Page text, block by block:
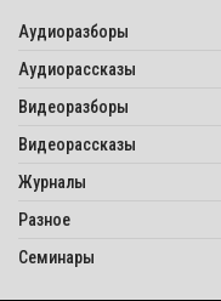
Аудиоразборы
Аудиорассказы
Видеоразборы
Видеорассказы
Журналы
Разное
Семинары